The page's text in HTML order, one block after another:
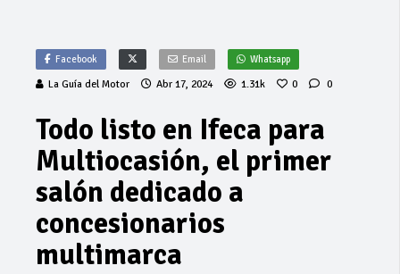
Facebook Email Whatsapp
La Guía del Motor Abr 17, 2024 1.31k 0 0
Todo listo en Ifeca para
Multiocasión, el primer
salón dedicado a
concesionarios
multimarca